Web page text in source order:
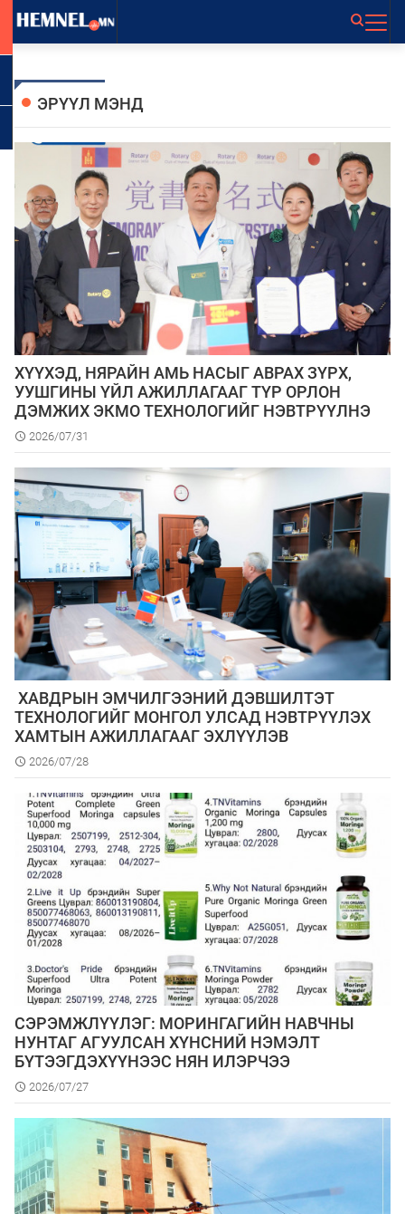
ЭРҮҮЛ МЭНД
ХҮҮХЭД, НЯРАЙН АМЬ НАСЫГ АВРАХ ЗҮРХ,
УУШГИНЫ ҮЙЛ АЖИЛЛАГААГ ТҮР ОРЛОН
ДЭМЖИХ ЭКМО ТЕХНОЛОГИЙГ НЭВТРҮҮЛНЭ
2026/07/31
​ ХАВДРЫН ЭМЧИЛГЭЭНИЙ ДЭВШИЛТЭТ
ТЕХНОЛОГИЙГ МОНГОЛ УЛСАД НЭВТРҮҮЛЭХ
ХАМТЫН АЖИЛЛАГААГ ЭХЛҮҮЛЭВ
2026/07/28
СЭРЭМЖЛҮҮЛЭГ: МОРИНГАГИЙН НАВЧНЫ
НУНТАГ АГУУЛСАН ХҮНСНИЙ НЭМЭЛТ
БҮТЭЭГДЭХҮҮНЭЭС НЯН ИЛЭРЧЭЭ
2026/07/27